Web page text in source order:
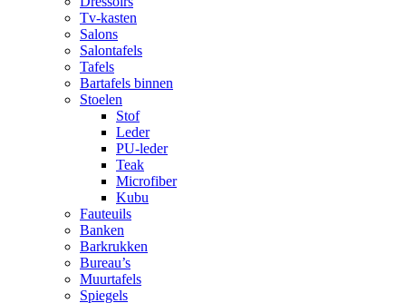
Tv-kasten
Salons
Salontafels
Tafels
Bartafels binnen
Stoelen
Stof
Leder
PU-leder
Teak
Microfiber
Kubu
Fauteuils
Banken
Barkrukken
Bureau’s
Muurtafels
Spiegels